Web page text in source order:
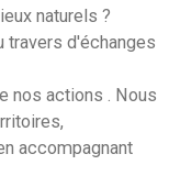
naturels ?
travers d'échanges
nos actions . Nous
accompagnant